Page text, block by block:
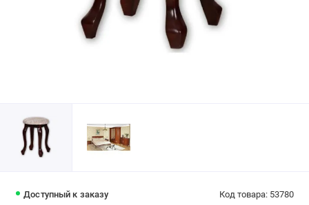
Доступный к заказу Код товара: 53780